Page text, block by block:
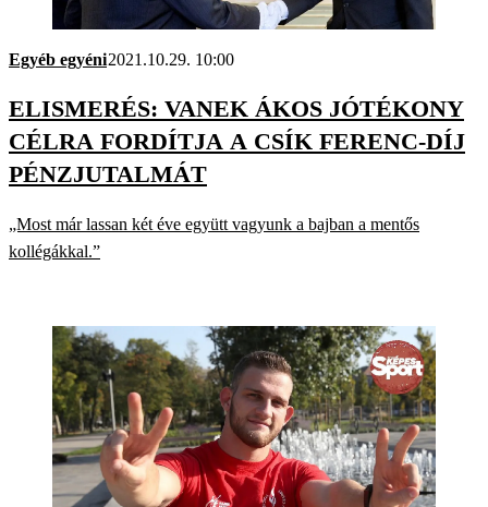
Egyéb egyéni2021.10.29. 10:00
ELISMERÉS: VANEK ÁKOS JÓTÉKONY
CÉLRA FORDÍTJA A CSÍK FERENC-DÍJ
PÉNZJUTALMÁT
„Most már lassan két éve együtt vagyunk a bajban a mentős
kollégákkal.”